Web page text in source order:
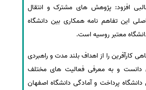
افزود: پژوهش های مشترک و انتقال
این تفاهم نامه همکاری بین دانشگاه
معتبر روسیه است.
کارآفرین را از اهداف بلند مدت و راهبردی
دانست و به معرفی فعالیت های مختلف
پرداخت و آمادگی دانشگاه اصفهان